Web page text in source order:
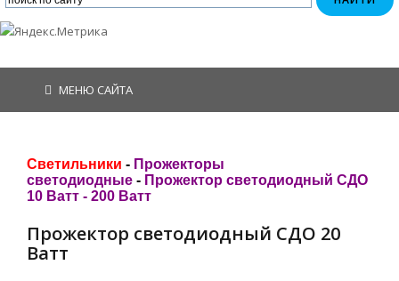
МЕНЮ САЙТА
Светильники - Прожекторы
светодиодные - Прожектор светодиодный СДО
10 Ватт - 200 Ватт
Прожектор светодиодный СДО 20
Ватт